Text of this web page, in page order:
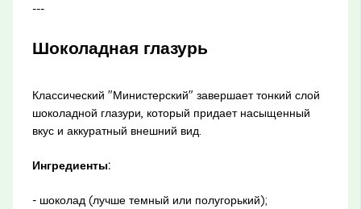
---
Шоколадная глазурь
Классический "Министерский" завершает тонкий слой
шоколадной глазури, который придает насыщенный
вкус и аккуратный внешний вид.
Ингредиенты:
- шоколад (лучше темный или полугорький);